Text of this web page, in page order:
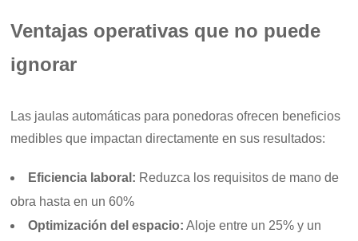
Ventajas operativas que no puede
ignorar
Las jaulas automáticas para ponedoras ofrecen beneficios
medibles que impactan directamente en sus resultados:
Eficiencia laboral: Reduzca los requisitos de mano de
obra hasta en un 60%
Optimización del espacio: Aloje entre un 25% y un